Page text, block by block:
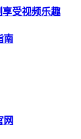
享受视频乐趣
南
网